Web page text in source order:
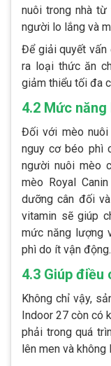
nuôi trong nhà
người lo lắng và
Để giải quyết vấn
ra loại thức ăn
giảm thiểu tối đa
4.2 Mức
Đối với mèo nuôi
nguy cơ béo phì
người nuôi mèo
mèo Royal
dưỡng cân đối
vitamin sẽ giúp
mức năng lượng
phì do ít vận động.
4.3 Giúp điều
Không chỉ vậy,
Indoor 27 còn có
phải trong quá
lên men và không